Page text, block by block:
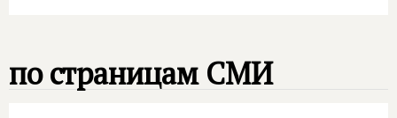
по страницам СМИ